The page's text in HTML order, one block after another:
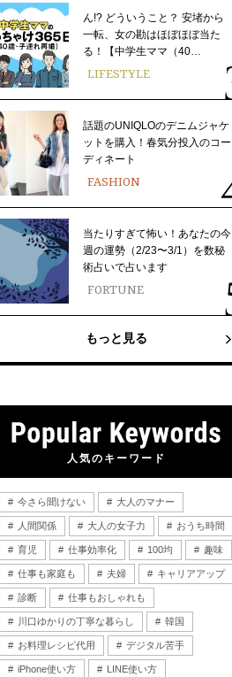
ん!? どういうこと？ 安堵から
一転、女の勘はほぼほぼ当た
る！【中学生ママ（40…
LIFESTYLE
話題のUNIQLOのデニムジャケ
ットを購入！春気分投入のコー
ディネート
FASHION
当たりすぎて怖い！あなたの今
週の運勢（2/23〜3/1）を数秘
術占いで占います
FORTUNE
もっと見る
人気のキーワード
今さら聞けない 大人のマナー
人間関係 大人の女子力 おうち時間
育児 仕事効率化 100均 趣味
仕事も家庭も 夫婦 キャリアアップ
診断 仕事もおしゃれも
川口ゆかりの丁寧な暮らし 韓国
お料理レシピ代用 デジタル苦手
iPhone使い方 LINE使い方